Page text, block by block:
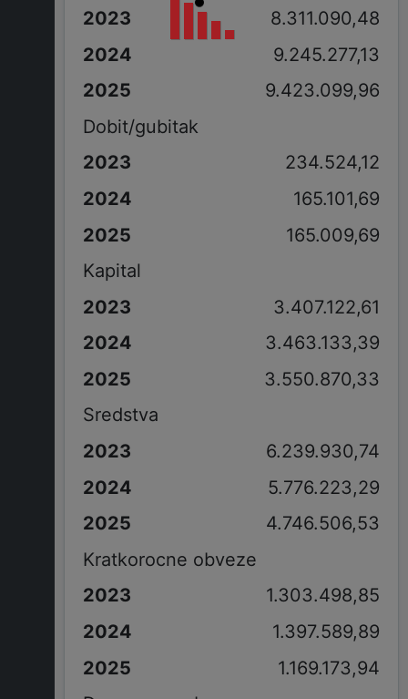
8.311.090,48
9.245.277,13
9.423.099,96
Dobit/gubitak
234.524,12
165.101,69
165.009,69
Kapital
3.407.122,61
3.463.133,39
3.550.870,33
Sredstva
6.239.930,74
5.776.223,29
4.746.506,53
Kratkorocne obveze
1.303.498,85
1.397.589,89
1.169.173,94